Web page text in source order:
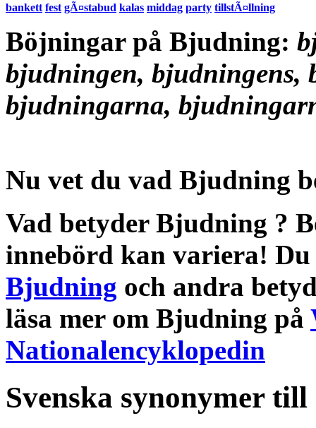
bankett fest gÃ¤stabud kalas middag party tillstÃ¤llning
Böjningar på Bjudning:
bjudningen,
bjudningarna,
Nu vet du vad Bjudning
Vad betyder Bjudning ?
innebörd kan variera!
Bjudning och andra
läsa mer om Bjudning på
Nationalencyklopedin
Svenska synonymer